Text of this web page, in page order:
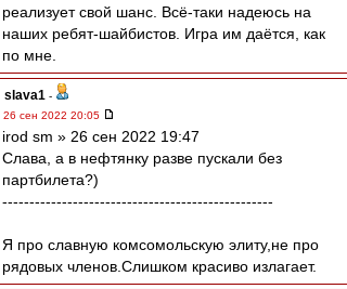
реализует свой шанс. Всё-таки надеюсь на
наших ребят-шайбистов. Игра им даётся, как
по мне.
slava1 -
26 сен 2022 20:05
irod sm » 26 сен 2022 19:47
Слава, а в нефтянку разве пускали без
партбилета?)
--------------------------------------------------
Я про славную комсомольскую элиту,не про
рядовых членов.Слишком красиво излагает.